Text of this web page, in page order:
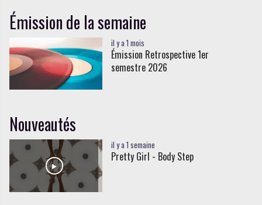
Émission de la semaine
il y a 1 mois
Émission Retrospective 1er
semestre 2026
Nouveautés
il y a 1 semaine
Pretty Girl - Body Step